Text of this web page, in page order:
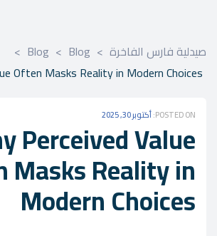
صيدلية فارس الفاخرة >
Blog
>
Blog
>
Often Masks Reality in Modern Choices
POSTED ON: أكتوبر 30, 2025
Perceived Value
Masks Reality in
Modern Choices